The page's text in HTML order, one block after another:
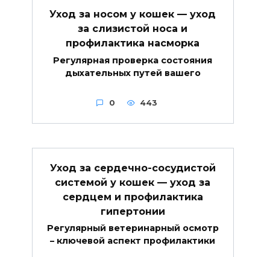
Уход за носом у кошек — уход
за слизистой носа и
профилактика насморка
Регулярная проверка состояния
дыхательных путей вашего
0 443
Уход за сердечно-сосудистой
системой у кошек — уход за
сердцем и профилактика
гипертонии
Регулярный ветеринарный осмотр
– ключевой аспект профилактики